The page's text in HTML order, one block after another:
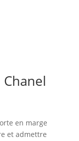
en marge
et admettre